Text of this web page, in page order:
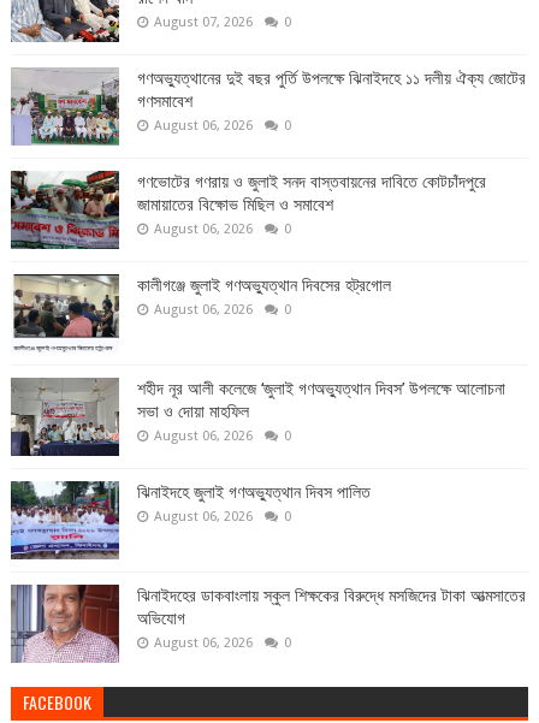
August 07, 2026 0
গণঅভ্যুত্থানের দুই বছর পুর্তি উপলক্ষে ঝিনাইদহে ১১ দলীয় ঐক্য জোটের
গণসমাবেশ
August 06, 2026 0
গণভোটের গণরায় ও জুলাই সনদ বাস্তবায়নের দাবিতে কোটচাঁদপুরে
জামায়াতের বিক্ষোভ মিছিল ও সমাবেশ
August 06, 2026 0
কালীগঞ্জে জুলাই গণঅভ্যুত্থান দিবসের হট্রগোল
August 06, 2026 0
শহীদ নূর আলী কলেজে ‘জুলাই গণঅভ্যুত্থান দিবস’ উপলক্ষে আলোচনা
সভা ও দোয়া মাহফিল
August 06, 2026 0
ঝিনাইদহে জুলাই গণঅভ্যুত্থান দিবস পালিত
August 06, 2026 0
ঝিনাইদহের ডাকবাংলায় স্কুল শিক্ষকের বিরুদ্ধে মসজিদের টাকা আত্মসাতের
অভিযোগ
August 06, 2026 0
FACEBOOK